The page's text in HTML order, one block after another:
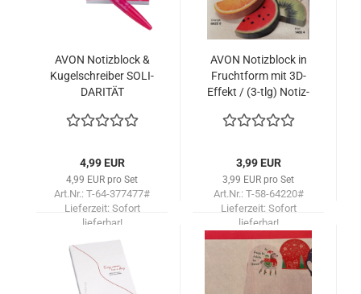
AVON No­tiz­block &
Ku­gel­schrei­ber SO­LI­
DA­RI­TÄT
4,99 EUR
4,99 EUR pro Set
Art.Nr.: T-64-377477#
Lieferzeit: Sofort
lieferbar!
AVON No­tiz­block in
Frucht­form mit 3D-​
Ef­fekt / (3-tlg) No­tiz­
3,99 EUR
3,99 EUR pro Set
Art.Nr.: T-58-64220#
Lieferzeit: Sofort
lieferbar!